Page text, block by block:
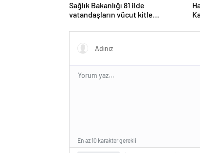
Sağlık Bakanlığı 81 ilde
vatandaşların vücut kitle
En az 10 karakter gerekli